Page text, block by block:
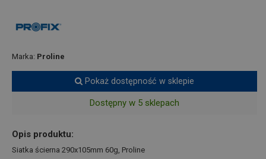
Marka: Proline
Pokaż dostępność w sklepie
Dostępny w 5 sklepach
Opis produktu:
Siatka ścierna 290x105mm 60g, Proline